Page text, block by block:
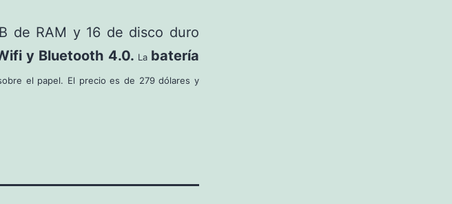
de RAM y 16 de disco duro
y Bluetooth 4.0. La batería
el papel. El precio es de 279 dólares y